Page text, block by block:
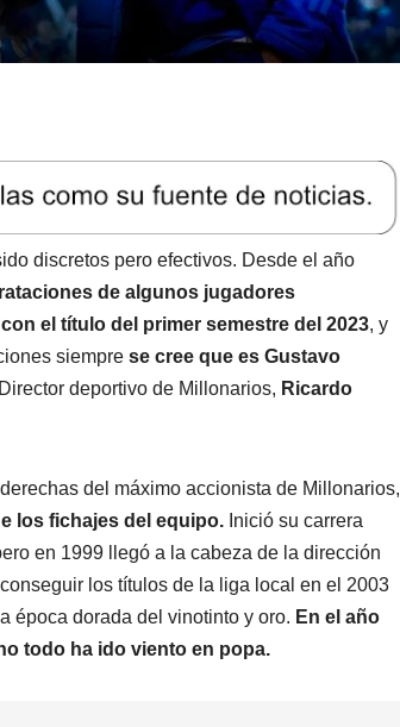
discretos pero efectivos. Desde el año
de algunos jugadores
el título del primer semestre del 2023, y
siempre se cree que es Gustavo
deportivo de Millonarios, Ricardo
del máximo accionista de Millonarios,
los fichajes del equipo. Inició su carrera
en 1999 llegó a la cabeza de la dirección
los títulos de la liga local en el 2003
época dorada del vinotinto y oro. En el año
todo ha ido viento en popa.